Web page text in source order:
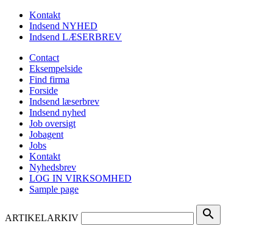
Kontakt
Indsend NYHED
Indsend LÆSERBREV
Contact
Eksempelside
Find firma
Forside
Indsend læserbrev
Indsend nyhed
Job oversigt
Jobagent
Jobs
Kontakt
Nyhedsbrev
LOG IN VIRKSOMHED
Sample page
ARTIKELARKIV search